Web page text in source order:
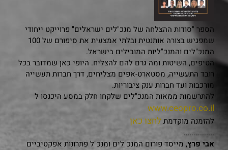
הספר "סודות ההצלחה של מנכ"לים ישראלים" פרוייקט ייחודי
שמפגיש בצורה אותנטית ובלתי אמצעית את סיפורם של 100
המנכ"לים והמנכ"ליות המובילים בישראל.
הטיפים, השיטות ומה גרם להם להצליח. היופי כאן שמדובר בכל
רובד התעשייה, מסטארט-אפים מצליחים, דרך חברות תעשייה
מורכבות ועד חברות ענק ציבוריות.
להתרשמות ממאות המנכ"לים שלקחו חלק במסע היכנסו ל
www.ceopro.co.il
להזמנה מוקדמת לחצו כאן
...............
אבי פרץ, מייסד פורום המנכ"לים ומנכ"ל פתרונות אפקטיביים